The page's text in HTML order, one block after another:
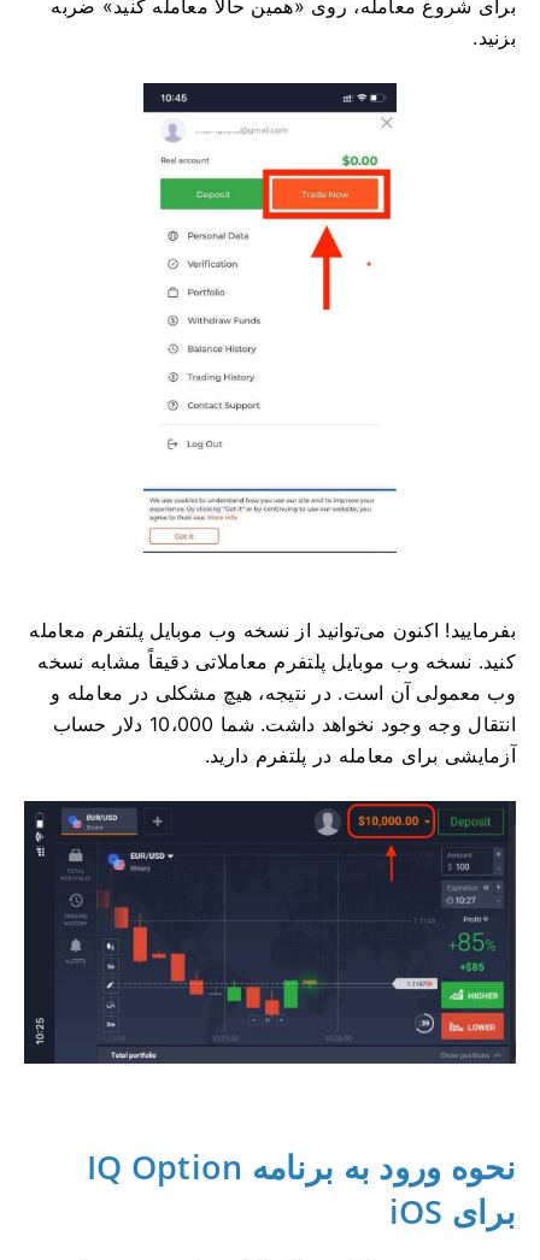
برای شروع معامله، روی «همین حالا معامله کنید» ضربه
بزنید.
بفرمایید! اکنون می‌توانید از نسخه وب موبایل پلتفرم معامله
کنید. نسخه وب موبایل پلتفرم معاملاتی دقیقاً مشابه نسخه
وب معمولی آن است. در نتیجه، هیچ مشکلی در معامله و
انتقال وجه وجود نخواهد داشت. شما 10،000 دلار حساب
آزمایشی برای معامله در پلتفرم دارید.
نحوه ورود به برنامه IQ Option
برای iOS